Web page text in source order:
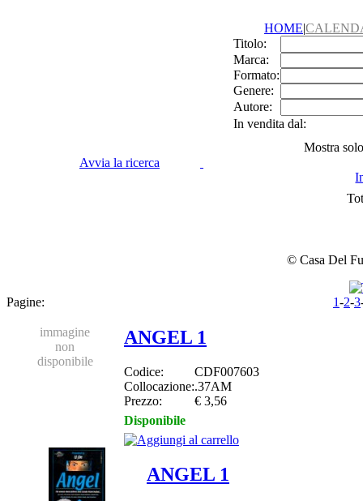
HOME|
Titolo:
Marca:
Formato:
Genere:
Autore:
In vendita dal:
Mostra
Avvia la ricerca
© Casa Del
Pagine: 1-2-3
immagine
non
disponibile
ANGEL 1
Codice:
CDF007603
Collocazione:.37AM
Prezzo:
€ 3,56
Disponibile
ANGEL 1